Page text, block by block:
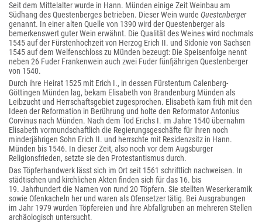
Seit dem Mittelalter wurde in Hann. Münden einige Zeit Weinbau am
Südhang des Questenberges betrieben. Dieser Wein wurde Questenberger
genannt. In einer alten Quelle von 1390 wird der Questenberger als
bemerkenswert guter Wein erwähnt. Die Qualität des Weines wird nochmals
1545 auf der Fürstenhochzeit von Herzog Erich II. und Sidonie von Sachsen
1545 auf dem Welfenschloss zu Münden bezeugt: Die Speisenfolge nennt
neben 26 Fuder Frankenwein auch zwei Fuder fünfjährigen Questenberger
von 1540.
Durch ihre Heirat 1525 mit Erich I., in dessen Fürstentum Calenberg-
Göttingen Münden lag, bekam Elisabeth von Brandenburg Münden als
Leibzucht und Herrschaftsgebiet zugesprochen. Elisabeth kam früh mit den
Ideen der Reformation in Berührung und holte den Reformator Antonius
Corvinus nach Münden. Nach dem Tod Erichs I. im Jahre 1540 übernahm
Elisabeth vormundschaftlich die Regierungsgeschäfte für ihren noch
minderjährigen Sohn Erich II. und herrschte mit Residenzsitz in Hann.
Münden bis 1546. In dieser Zeit, also noch vor dem Augsburger
Religionsfrieden, setzte sie den Protestantismus durch.
Das Töpferhandwerk lässt sich im Ort seit 1561 schriftlich nachweisen. In
städtischen und kirchlichen Akten finden sich für das 16. bis
19. Jahrhundert die Namen von rund 20 Töpfern. Sie stellten Weserkeramik
sowie Ofenkacheln her und waren als Ofensetzer tätig. Bei Ausgrabungen
im Jahr 1979 wurden Töpfereien und ihre Abfallgruben an mehreren Stellen
archäologisch untersucht.